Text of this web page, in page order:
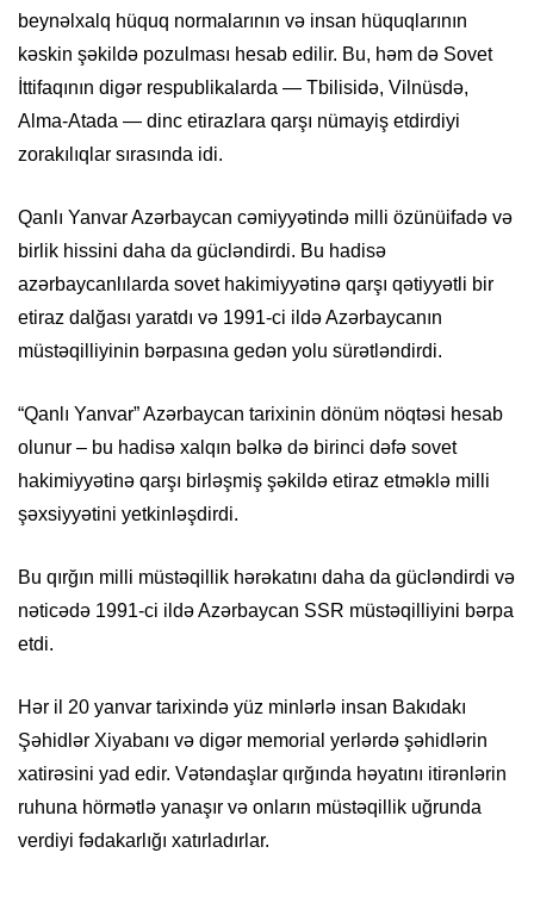
beynəlxalq hüquq normalarının və insan hüquqlarının
kəskin şəkildə pozulması hesab edilir. Bu, həm də Sovet
İttifaqının digər respublikalarda — Tbilisidə, Vilnüsdə,
Alma-Atada — dinc etirazlara qarşı nümayiş etdirdiyi
zorakılıqlar sıra­sında idi.
Qanlı Yanvar Azərbaycan cəmiyyətində milli özünüifadə və
birlik hissini daha da gücləndirdi. Bu hadisə
azərbaycanlılarda sovet hakimiyyətinə qarşı qətiyyətli bir
etiraz dalğası yaratdı və 1991-ci ildə Azərbaycanın
müstəqilliyinin bərpasına gedən yolu sürətləndirdi.
“Qanlı Yanvar” Azərbaycan tarixinin dönüm nöqtəsi hesab
olunur – bu hadisə xalqın bəlkə də birinci dəfə sovet
hakimiyyətinə qarşı birləşmiş şəkildə etiraz etməklə milli
şəxsiyyətini yetkinləşdirdi.
Bu qırğın milli müstəqillik hərəkatını daha da gücləndirdi və
nəticədə 1991-ci ildə Azərbaycan SSR müstəqilliyini bərpa
etdi.
Hər il 20 yanvar tarixində yüz minlərlə insan Bakıdakı
Şəhidlər Xiyabanı və digər memorial yerlərdə şəhidlərin
xatirəsini yad edir. Vətəndaşlar qırğında həyatını itirənlərin
ruhuna hörmətlə yanaşır və onların müstəqillik uğrunda
verdiyi fədakarlığı xatırladırlar.